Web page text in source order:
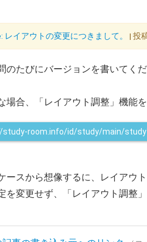
レイアウトの変更につきまして。 | 投
のたびにバージョンを書いてくだ
場合、「レイアウト調整」機能を
study-room.info/id/study/main/
ースから想像するに、レイアウ
を変更せず、「レイアウト調整